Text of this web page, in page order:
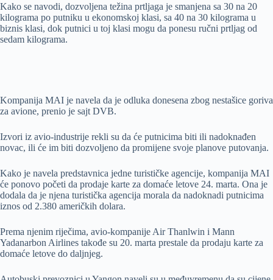
Kako se navodi, dozvoljena težina prtljaga je smanjena sa 30 na 20
kilograma po putniku u ekonomskoj klasi, sa 40 na 30 kilograma u
biznis klasi, dok putnici u toj klasi mogu da ponesu ručni prtljag od
sedam kilograma.
Kompanija MAI je navela da je odluka donesena zbog nestašice goriva
za avione, prenio je sajt DVB.
Izvori iz avio-industrije rekli su da će putnicima biti ili nadoknađen
novac, ili će im biti dozvoljeno da promijene svoje planove putovanja.
Kako je navela predstavnica jedne turističke agencije, kompanija MAI
će ponovo početi da prodaje karte za domaće letove 24. marta. Ona je
dodala da je njena turistička agencija morala da nadoknadi putnicima
iznos od 2.380 američkih dolara.
Prema njenim riječima, avio-kompanije Air Thanlwin i Mann
Yadanarbon Airlines takođe su 20. marta prestale da prodaju karte za
domaće letove do daljnjeg.